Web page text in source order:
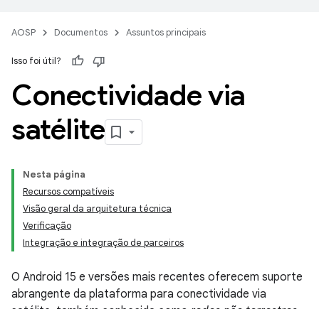
AOSP Documentos Assuntos principais
Isso foi útil?
Conectividade via
satélite
Nesta página
Recursos compatíveis
Visão geral da arquitetura técnica
Verificação
Integração e integração de parceiros
O Android 15 e versões mais recentes oferecem suporte
abrangente da plataforma para conectividade via